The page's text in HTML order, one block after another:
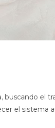
buscando el
el sistema